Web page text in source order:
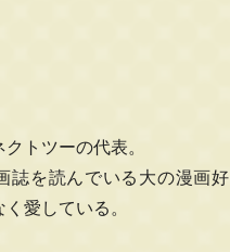
トツーの代表。
誌を読んでいる大の漫画好
愛している。